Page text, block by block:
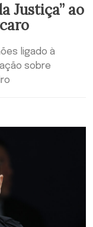
Justiça” ao
ligado à
sobre